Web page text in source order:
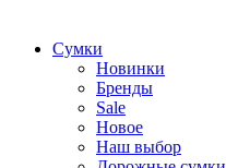
Cумки
Новинки
Бренды
Sale
Новое
Наш выбор